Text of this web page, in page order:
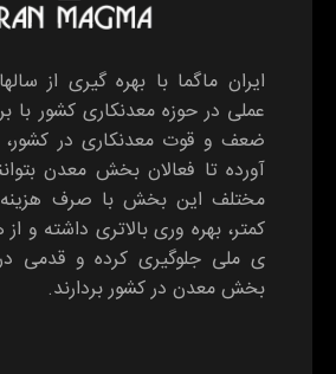
ایران ماگما با بهره گیری از
عملی در حوزه معدنکاری کشور با
ضعف و قوت معدنکاری در کشور،
آورده تا فعالان بخش معدن
مختلف این بخش با صرف
کمتر، بهره وری بالاتری داشته و
ی ملی جلوگیری کرده و قدمی در
بخش معدن در کشور بردارند.